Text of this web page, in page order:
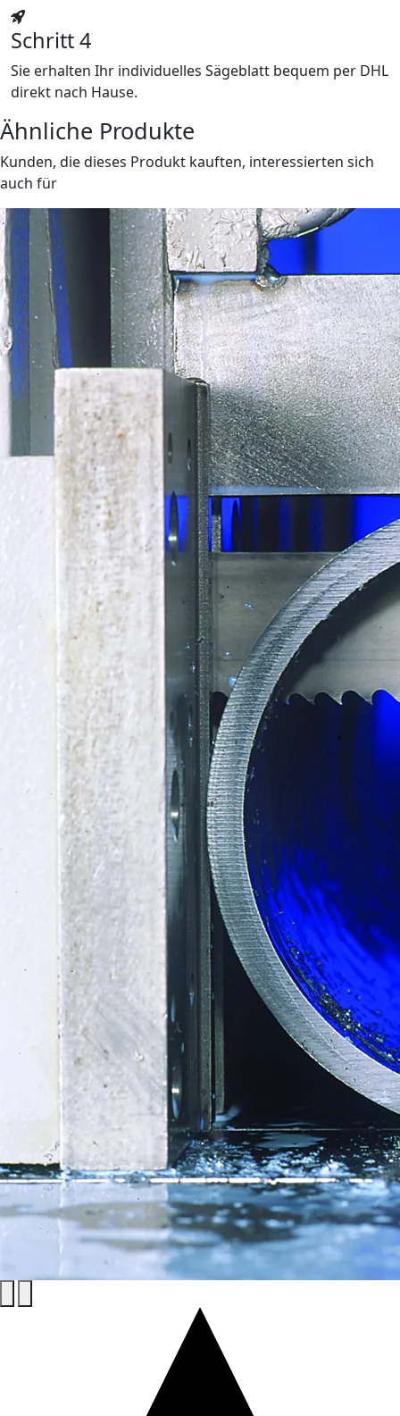
Schritt 4
Sie erhalten Ihr individuelles Sägeblatt bequem per DHL
direkt nach Hause.
Ähnliche Produkte
Kunden, die dieses Produkt kauften, interessierten sich
auch für